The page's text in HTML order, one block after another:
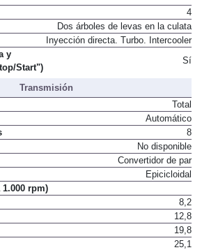
4
Dos árboles de levas en la culata
Inyección directa. Turbo. Intercooler
y
Start")
Sí
Transmisión
Total
Automático
8
No disponible
Convertidor de par
Epicicloidal
rpm)
8,2
12,8
19,8
25,1